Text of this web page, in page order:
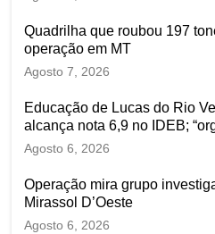
Quadrilha que roubou 197
operação em MT
Agosto 7, 2026
Educação de Lucas do Rio
alcança nota 6,9 no IDEB;
Agosto 6, 2026
Operação mira grupo
Mirassol D’Oeste
Agosto 6, 2026